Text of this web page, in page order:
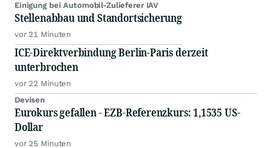
Einigung bei Automobil-Zulieferer IAV
Stellenabbau und Standortsicherung
vor 21 Minuten
ICE-Direktverbindung Berlin-Paris derzeit
unterbrochen
vor 22 Minuten
Devisen
Eurokurs gefallen - EZB-Referenzkurs: 1,1535 US-
Dollar
vor 25 Minuten